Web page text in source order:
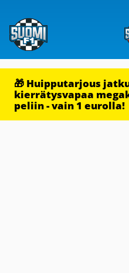
🎁 Huipputarjous
kierrätysvapaa
peliin - vain 1 eurolla!